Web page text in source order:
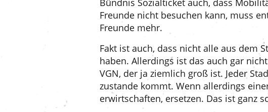
Freunde nicht besuchen kann, muss
Freunde mehr.
Fakt ist auch, dass nicht alle aus dem
haben. Allerdings ist das auch gar
VGN, der ja ziemlich groß ist. Jeder
zustande kommt. Wenn allerdings
erwirtschaften, ersetzen. Das ist ganz